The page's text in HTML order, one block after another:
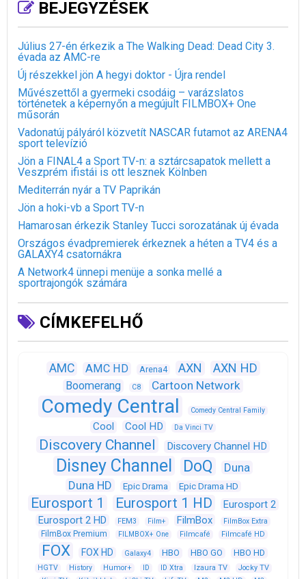
BEJEGYZÉSEK
Július 27-én érkezik a The Walking Dead: Dead City 3.
évada az AMC-re
Új részekkel jön A hegyi doktor - Újra rendel
Művészettől a gyermeki csodáig – varázslatos
történetek a képernyőn a megújult FILMBOX+ One
műsorán
Vadonatúj pályáról közvetít NASCAR futamot az ARENA4
sport televízió
Jön a FINAL4 a Sport TV-n: a sztárcsapatok mellett a
Veszprém ifistái is ott lesznek Kölnben
Mediterrán nyár a TV Paprikán
Jön a hoki-vb a Sport TV-n
Hamarosan érkezik Stanley Tucci sorozatának új évada
Országos évadpremierek érkeznek a héten a TV4 és a
GALAXY4 csatornákra
A Network4 ünnepi menüje a sonka mellé a
sportrajongók számára
CÍMKEFELHŐ
AMC AMC HD Arena4 AXN AXN HD
Boomerang C8 Cartoon Network
Comedy Central Comedy Central Family
Cool Cool HD Da Vinci TV
Discovery Channel Discovery Channel HD
Disney Channel DoQ
Duna
Duna HD
Epic Drama Epic Drama HD
Eurosport 1 Eurosport 1 HD
Eurosport 2
Eurosport 2 HD
FEM3 Film+ FilmBox FilmBox Extra
FilmBox Premium FILMBOX+ One Filmcafé Filmcafé HD
FOX FOX HD Galaxy4 HBO HBO GO HBO HD
HGTV History Humor+ ID ID Xtra Izaura TV
Jocky TV